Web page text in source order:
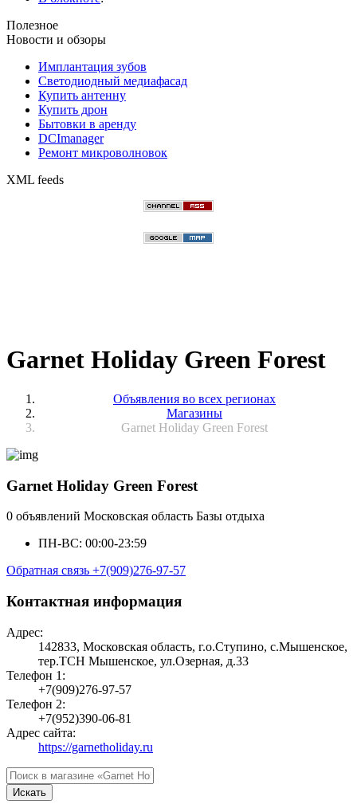
Полезное
Новости и обзоры
Имплантация зубов
Светодиодный медиафасад
Купить антенну
Купить дрон
Бытовки в аренду
DCImanager
Ремонт микроволновок
XML feeds
Garnet Holiday Green Forest
Объявления во всех регионах
Магазины
Garnet Holiday Green Forest
Garnet Holiday Green Forest
0 объявлений Московская область Базы отдыха
ПН-ВС: 00:00-23:59
Обратная связь +7(909)276-97-57
Контактная информация
Адрес:
142833, Московская область, г.о.Ступино, с.Мышенское,
тер.ТСН Мышенское, ул.Озерная, д.33
Телефон 1:
+7(909)276-97-57
Телефон 2:
+7(952)390-06-81
Адрес сайта:
https://garnetholiday.ru
Искать